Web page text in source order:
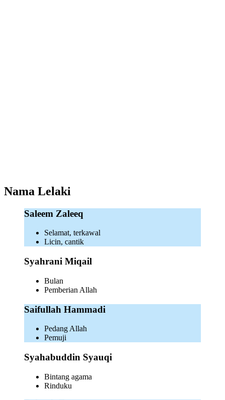
Nama Lelaki
Saleem Zaleeq
Selamat, terkawal
Licin, cantik
Syahrani Miqail
Bulan
Pemberian Allah
Saifullah Hammadi
Pedang Allah
Pemuji
Syahabuddin Syauqi
Bintang agama
Rinduku